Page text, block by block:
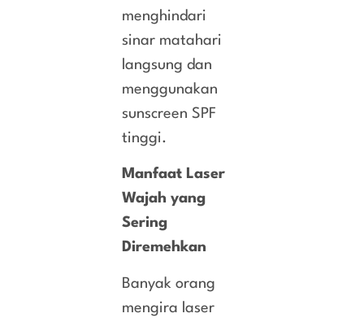
menghindari
sinar matahari
langsung dan
menggunakan
sunscreen SPF
tinggi.
Manfaat Laser
Wajah yang
Sering
Diremehkan
Banyak orang
mengira laser